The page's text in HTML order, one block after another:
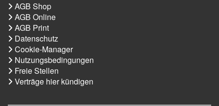
AGB Shop
AGB Online
AGB Print
Datenschutz
Cookie-Manager
Nutzungsbedingungen
Freie Stellen
Verträge hier kündigen